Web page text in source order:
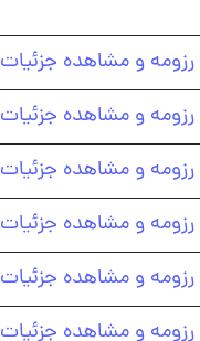
رزومه و مشاهده جزئیات
رزومه و مشاهده جزئیات
رزومه و مشاهده جزئیات
رزومه و مشاهده جزئیات
رزومه و مشاهده جزئیات
رزومه و مشاهده جزئیات